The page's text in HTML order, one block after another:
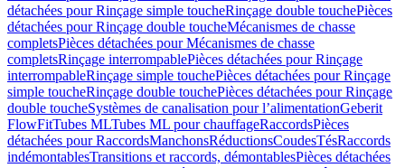
détachées pour Rinçage simple toucheRinçage double touchePièces
détachées pour Rinçage double toucheMécanismes de chasse
completsPièces détachées pour Mécanismes de chasse
completsRinçage interrompablePièces détachées pour Rinçage
interrompableRinçage simple touchePièces détachées pour Rinçage
simple toucheRinçage double touchePièces détachées pour Rinçage
double toucheSystèmes de canalisation pour l’alimentationGeberit
FlowFitTubes MLTubes ML pour chauffageRaccordsPièces
détachées pour RaccordsManchonsRéductionsCoudesTésRaccords
indémontablesTransitions et raccords, démontablesPièces détachées